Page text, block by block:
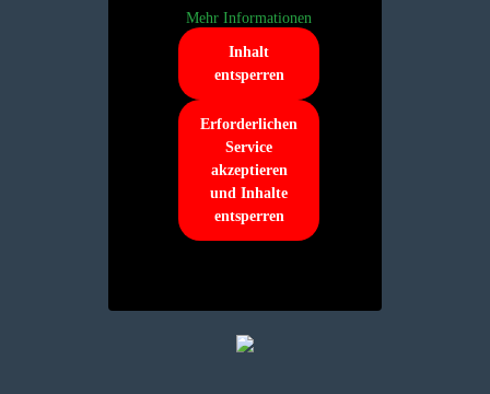
Mehr Informationen
Inhalt
entsperren
Erforderlichen
Service
akzeptieren
und Inhalte
entsperren